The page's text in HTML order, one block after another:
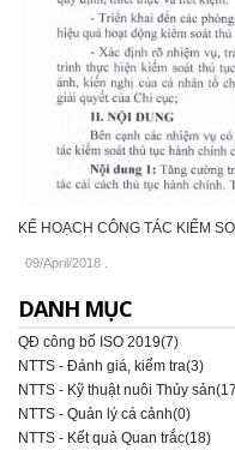
KẾ HOẠCH CÔNG TÁC KIỂM
09/April/2018
DANH MỤC
QĐ công bố ISO 2019(7)
NTTS - Đánh giá, kiểm tra(3)
NTTS - Kỹ thuật nuôi Thủy
NTTS - Quản lý cá cảnh(0)
NTTS - Kết quả Quan trắc(18)